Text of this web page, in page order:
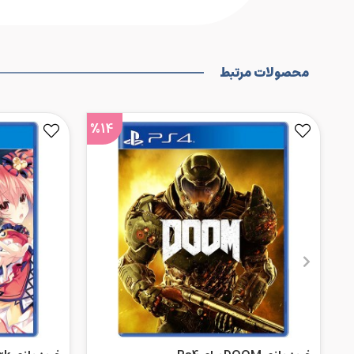
محصولات مرتبط
%14